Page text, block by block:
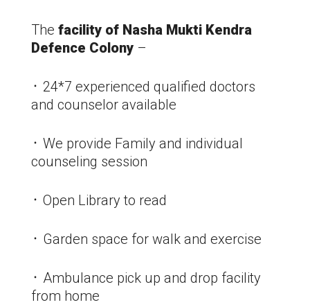
The facility of Nasha Mukti Kendra
Defence Colony –
᛫ 24*7 experienced qualified doctors
and counselor available
᛫ We provide Family and individual
counseling session
᛫ Open Library to read
᛫ Garden space for walk and exercise
᛫ Ambulance pick up and drop facility
from home